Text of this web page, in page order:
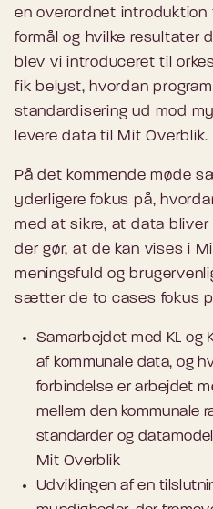
en overordnet introduktion
formål og hvilke resultater
blev vi introduceret til
fik belyst, hvordan
standardisering ud mod
levere data til Mit Overblik.
På det kommende møde
yderligere fokus på,
med at sikre, at data bliver
der gør, at de kan vises i
meningsfuld og
sætter de to cases fokus
Samarbejdet med KL og
af kommunale data, og
forbindelse er arbejdet
mellem den kommunale
standarder og
Mit Overblik
Udviklingen af en